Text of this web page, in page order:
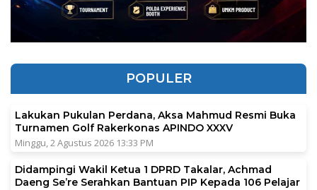
POPULER
Lakukan Pukulan Perdana, Aksa Mahmud Resmi Buka
Turnamen Golf Rakerkonas APINDO XXXV
Minggu, 2 Agustus 2026 13:33 PM
Didampingi Wakil Ketua 1 DPRD Takalar, Achmad
Daeng Se’re Serahkan Bantuan PIP Kepada 106 Pelajar